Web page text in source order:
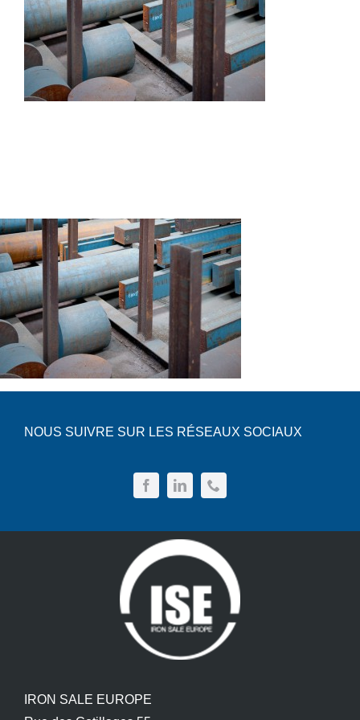
Autres produits
Boulonnerie spéciale
Français
Nederlands
NOUS SUIVRE SUR LES RÉSEAUX SOCIAUX
IRON SALE EUROPE